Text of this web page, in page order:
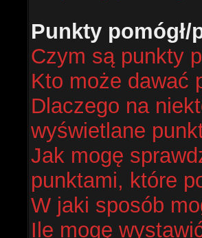
Punkty pomógł/
Czym są punkty
Kto może dawać
Dlaczego na
wyświetlane
Jak mogę
punktami, które
W jaki sposób
Ile mogę